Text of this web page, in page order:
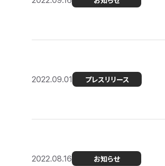
2022.09.01 プレスリリース
2022.08.16 お知らせ